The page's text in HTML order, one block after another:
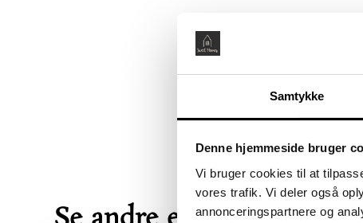
Samtykke
Denne hjemmeside bruger
Vi bruger cookies til at
vores trafik. Vi deler også
annonceringspartnere og